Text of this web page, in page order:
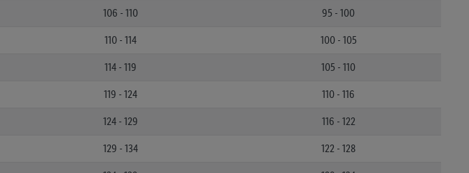
106 - 110 95 - 100
110 - 114 100 - 105
114 - 119 105 - 110
119 - 124 110 - 116
124 - 129 116 - 122
129 - 134 122 - 128